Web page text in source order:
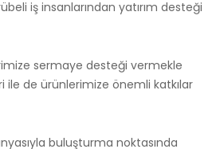
iş insanlarından yatırım desteği
sermaye desteği vermekle
de ürünlerimize önemli katkılar
buluşturma noktasında